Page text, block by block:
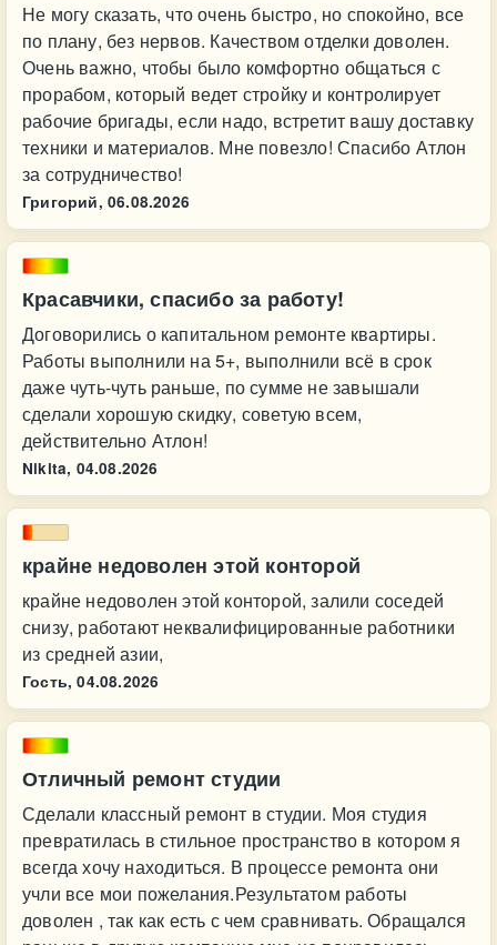
Не могу сказать, что очень быстро, но спокойно, все
по плану, без нервов. Качеством отделки доволен.
Очень важно, чтобы было комфортно общаться с
прорабом, который ведет стройку и контролирует
рабочие бригады, если надо, встретит вашу доставку
техники и материалов. Мне повезло! Спасибо Атлон
за сотрудничество!
Григорий, 06.08.2026
Красавчики, спасибо за работу!
Договорились о капитальном ремонте квартиры.
Работы выполнили на 5+, выполнили всё в срок
даже чуть-чуть раньше, по сумме не завышали
сделали хорошую скидку, советую всем,
действительно Атлон!
Nikita, 04.08.2026
крайне недоволен этой конторой
крайне недоволен этой конторой, залили соседей
снизу, работают неквалифицированные работники
из средней азии,
Гость, 04.08.2026
Отличный ремонт студии
Сделали классный ремонт в студии. Моя студия
превратилась в стильное пространство в котором я
всегда хочу находиться. В процессе ремонта они
учли все мои пожелания.Результатом работы
доволен , так как есть с чем сравнивать. Обращался